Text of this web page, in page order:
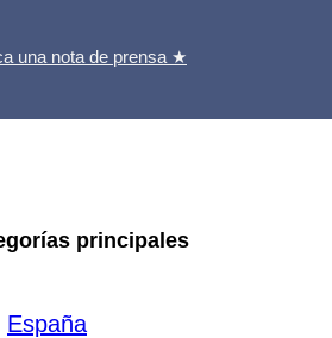
una nota de prensa ★
principales
España